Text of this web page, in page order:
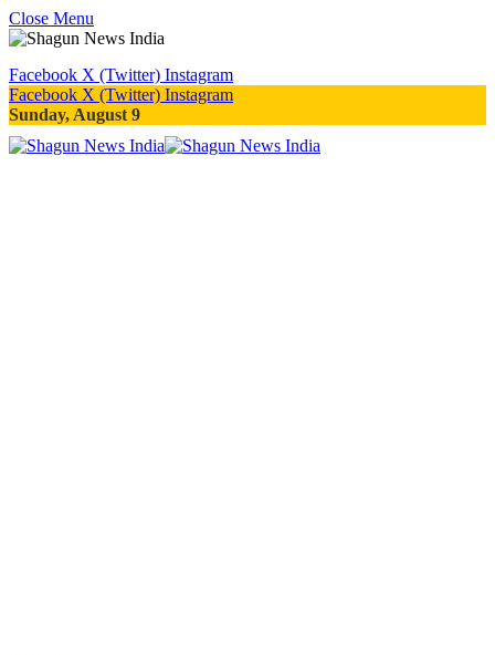
Close Menu
Facebook X (Twitter) Instagram
Facebook X (Twitter) Instagram
Sunday, August 9